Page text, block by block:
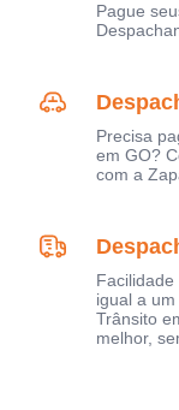
Pague
Precisa
em GO?
com a
igual a
Trânsito
melhor,